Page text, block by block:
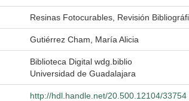
Resinas Fotocurables, Revisión
Gutiérrez Cham, María Alicia
Biblioteca Digital wdg.biblio
Universidad de Guadalajara
http://hdl.handle.net/20.500.12104/33754